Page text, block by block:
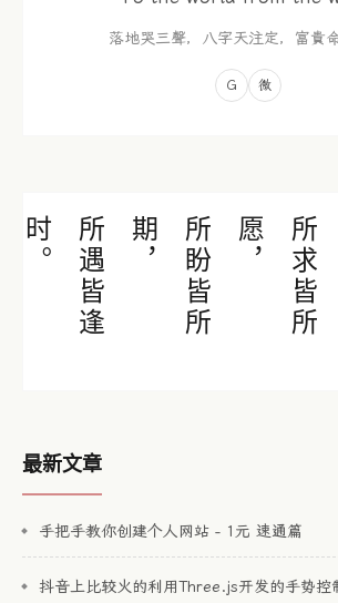
落地哭三聲，八字天注定，富貴命
G 微
所
求
皆
所
愿
，
所
盼
皆
所
期
，
所
遇
皆
逢
时
。
最新文章
手把手教你创建个人网站 - 1元 速通篇
抖音上比较火的利用Three.js开发的手势控